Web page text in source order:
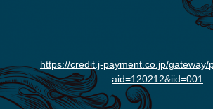
https://credit.j-payment.co.jp/gateway/
aid=120212&iid=001